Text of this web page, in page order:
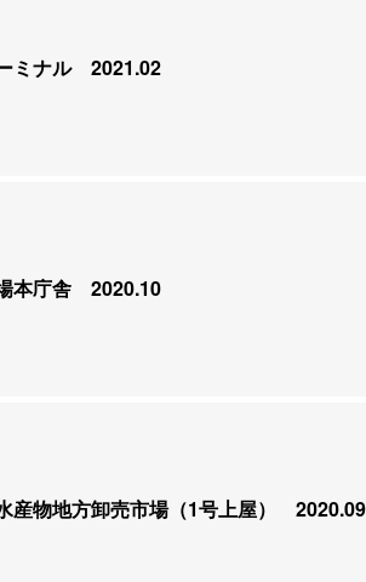
ミナル2021.02
本庁舎 2020.10
産物地方卸売市場（1号上屋） 2020.09